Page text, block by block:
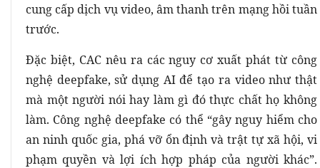
cung cấp dịch vụ video, âm thanh trên mạng hồi tuần
trước.
Đặc biệt, CAC nêu ra các nguy cơ xuất phát từ công
nghệ deepfake, sử dụng AI để tạo ra video như thật
mà một người nói hay làm gì đó thực chất họ không
làm. Công nghệ deepfake có thể “gây nguy hiểm cho
an ninh quốc gia, phá vỡ ổn định và trật tự xã hội, vi
phạm quyền và lợi ích hợp pháp của người khác”.